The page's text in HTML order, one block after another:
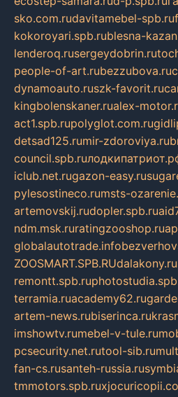
sko.com.rudavitamebel-spb.ru
kokoroyari.spb.rublesna-
lenderoq.rusergeydobrin.ru
people-of-art.rubezzubova.ru
dynamoauto.ruszk-favorit.ru
kingbolenskaner.rualex-
act1.spb.rupolyglot.com.ru
detsad125.rumir-zdoroviya.ru
council.spb.ru
iclub.net.rugazon-easy.ru
pylesostineco.rumsts-
artemovskij.rudopler.spb.ru
ndm.msk.ruratingzooshop.ru
globalautotrade.info
ZOOSMART.SPB.RUdalakony.ru
remontt.spb.ru
terramia.ruacademy62.ru
artem-news.rubiserinca.ru
imshowtv.rumebel-v-tule.ru
pcsecurity.net.rutool-sib.ru
fan-cs.rusanteh-russia.ru
tmmotors.spb.ru